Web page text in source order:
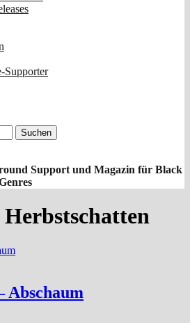
Supporter
Support und Magazin für Black
Herbstschatten
Abschaum